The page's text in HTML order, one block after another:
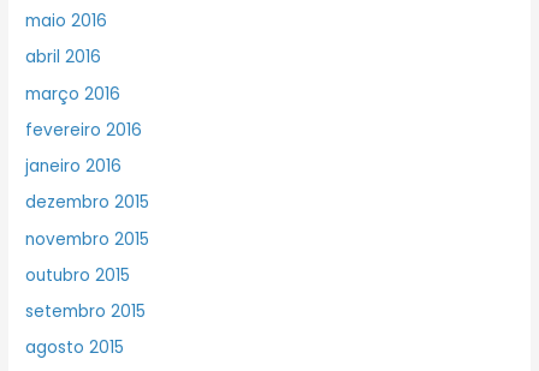
maio 2016
abril 2016
março 2016
fevereiro 2016
janeiro 2016
dezembro 2015
novembro 2015
outubro 2015
setembro 2015
agosto 2015